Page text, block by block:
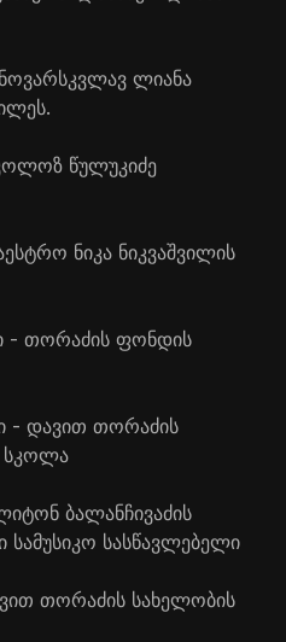
ლიანა
წულუკიძე
ნიკა ნიკვაშვილის
- თორაძის ფონდის
- დავით თორაძის
სკოლა
ბალანჩივაძის
სასწავლებელი
თორაძის სახელობის